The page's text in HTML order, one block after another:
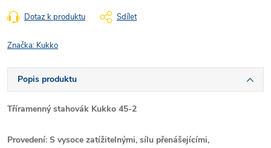
Dotaz k produktu Sdílet
Značka: Kukko
Popis produktu
Tříramenný stahovák Kukko 45-2
Provedení: S vysoce zatížitelnými, sílu přenášejícími,